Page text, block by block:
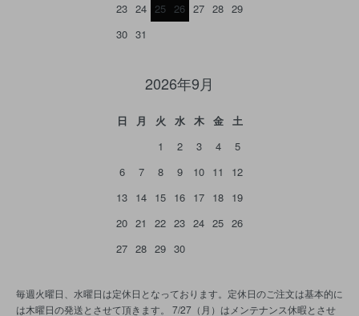
23 24 25 26 27 28 29
30 31
2026年9月
日 月 火 水 木 金
土
1
2 3 4
5
6
7 8 9 10 11
12
13 14 15 16 17 18 19
20 21 22 23 24 25 26
27 28 29 30
毎週火曜日、水曜日は定休日となっております。定休日のご注文は基本的に
は木曜日の発送とさせて頂きます。 7/27（月）はメンテナンス休暇とさせ